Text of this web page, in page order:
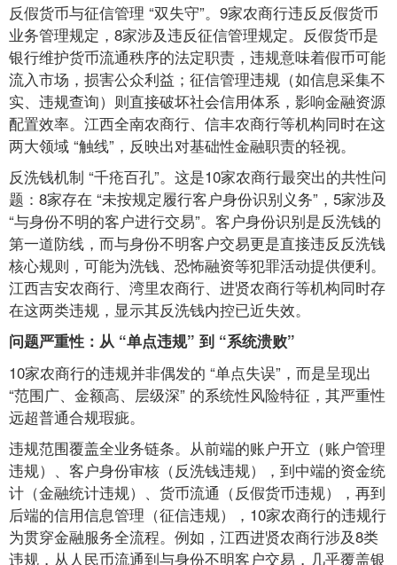
反假货币与征信管理 “双失守”。9家农商行违反反假货币
业务管理规定，8家涉及违反征信管理规定。反假货币是
银行维护货币流通秩序的法定职责，违规意味着假币可能
流入市场，损害公众利益；征信管理违规（如信息采集不
实、违规查询）则直接破坏社会信用体系，影响金融资源
配置效率。江西全南农商行、信丰农商行等机构同时在这
两大领域 “触线”，反映出对基础性金融职责的轻视。
反洗钱机制 “千疮百孔”。这是10家农商行最突出的共性问
题：8家存在 “未按规定履行客户身份识别义务”，5家涉及
“与身份不明的客户进行交易”。客户身份识别是反洗钱的
第一道防线，而与身份不明客户交易更是直接违反反洗钱
核心规则，可能为洗钱、恐怖融资等犯罪活动提供便利。
江西吉安农商行、湾里农商行、进贤农商行等机构同时存
在这两类违规，显示其反洗钱内控已近失效。
问题严重性：从 “单点违规” 到 “系统溃败”
10家农商行的违规并非偶发的 “单点失误”，而是呈现出
“范围广、金额高、层级深” 的系统性风险特征，其严重性
远超普通合规瑕疵。
违规范围覆盖全业务链条。从前端的账户开立（账户管理
违规）、客户身份审核（反洗钱违规），到中端的资金统
计（金融统计违规）、货币流通（反假货币违规），再到
后端的信用信息管理（征信违规），10家农商行的违规行
为贯穿金融服务全流程。例如，江西进贤农商行涉及8类
违规，从人民币流通到与身份不明客户交易，几乎覆盖银